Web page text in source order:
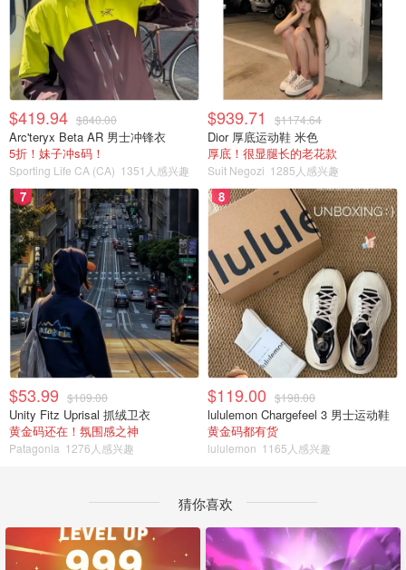
$419.94 $840.00
Arc'teryx Beta AR 男士冲锋衣
5折！妹子冲s码！
Sporting Life CA (CA) 1351人感兴趣
$939.71 $1174.64
Dior 厚底运动鞋 米色
厚底！很显腿长的老花款
Suit Negozi 1285人感兴趣
7
$53.99 $109.00
Unity Fitz Uprisal 抓绒卫衣
黄金码还在！氛围感之神
Patagonia 1276人感兴趣
8
$119.00 $198.00
lululemon Chargefeel 3 男士运动鞋
黄金码都有货
lululemon 1165人感兴趣
猜你喜欢